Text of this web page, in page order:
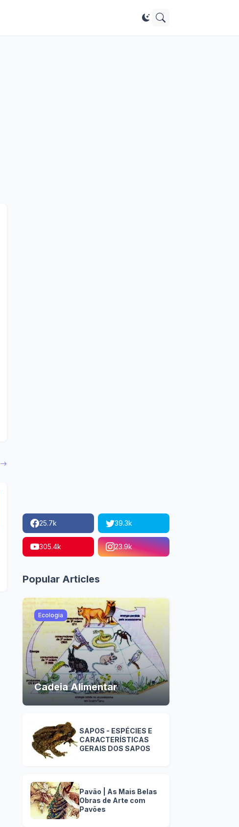
25.7k 39.3k
305.4k 23.9k
Popular Articles
Ecologia
Cadeia Alimentar
SAPOS - ESPÉCIES E
CARACTERÍSTICAS
GERAIS DOS SAPOS
Pavão | As Mais Belas
Obras de Arte com
Pavões